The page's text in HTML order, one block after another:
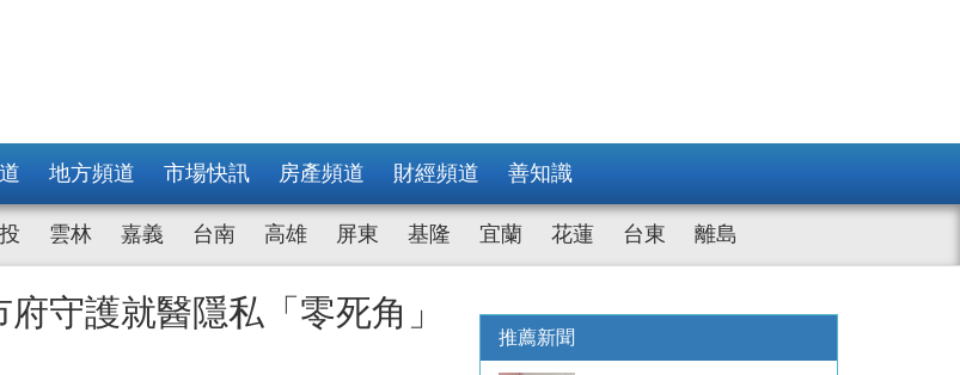
地方頻道 市場快訊 房產頻道 財經頻道 善知識
雲林 嘉義 台南 高雄 屏東 基隆 宜蘭 花蓮 台東 離島
守護就醫隱私「零死角」
推薦新聞